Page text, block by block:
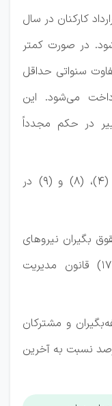
کارکنان در سال
ریال کمتر شود. در صورت کمتر
سنواتی حداقل
می‌شود. این
در حکم مجدداً
- تبصره ۱: تمام افزایش‌های بندهای (۴)، (۸) و (۹) در
بگیران نیروهای
مسلح با اعمال تبصره (۳) ماده (۱۷۱) قانون مدیریت
و مشترکان
بازنشستگی به میزان ۲۰ درصد نسبت به آخرین